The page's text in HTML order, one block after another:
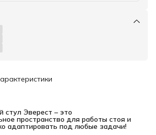
стул Эверест – это
пространство для работы стоя и
адаптировать под любые задачи!